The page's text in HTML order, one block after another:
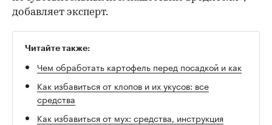
добавляет эксперт.
Читайте также:
Чем обработать картофель перед посадкой и как
Как избавиться от клопов и их укусов: все
средства
Как избавиться от мух: средства, инструкция